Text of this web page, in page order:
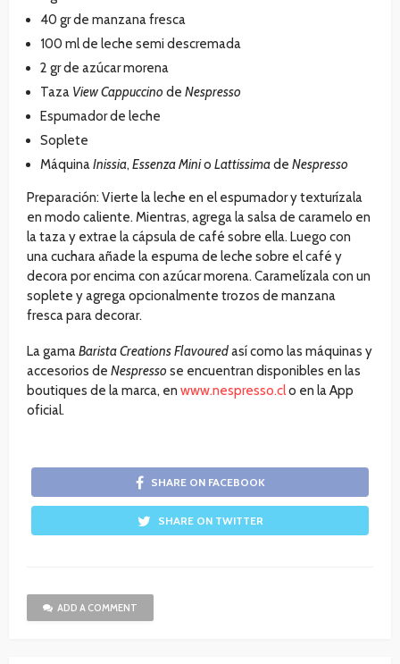
40 gr de manzana fresca
100 ml de leche semi descremada
2 gr de azúcar morena
Taza View Cappuccino de Nespresso
Espumador de leche
Soplete
MáquinaInissia, EssenzaMinio Lattissimade Nespresso
Preparación: Vierte la leche en el espumador y texturízala
en modo caliente. Mientras, agrega la salsa de caramelo en
la taza y extrae la cápsula de café sobre ella. Luego con
una cuchara añade la espuma de leche sobre el café y
decora por encima con azúcar morena. Caramelízala con un
soplete y agrega opcionalmente trozos de manzana
fresca para decorar.
La gamaBarista Creations Flavouredasí como las máquinas y
accesorios de Nespresso se encuentran disponibles en las
boutiques de la marca, en www.nespresso.clo en la App
oficial.
SHARE ON FACEBOOK
SHARE ON TWITTER
ADD A COMMENT